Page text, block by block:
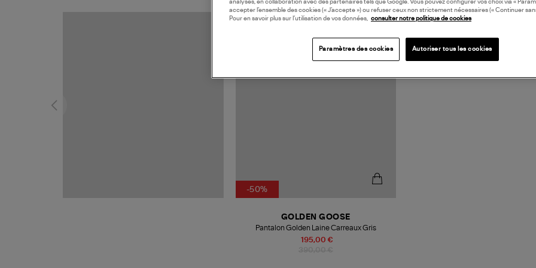
-50%
195,00 €
GOLDEN GOOSE
Pantalon Golden Laine Carreaux Gris
analyses, en collaboration avec des partenaires tels que Google. Vous pouvez configurer vos choix via «
accepter l’ensemble des cookies (« J’accepte ») ou refuser ceux non strictement nécessaires (« Continuer
Pour en savoir plus sur l’utilisation de vos données, consulter notre politique de cookies
Paramètres des cookies Autoriser tous les cookies